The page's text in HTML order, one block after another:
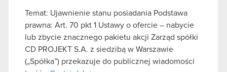
Temat: Ujawnienie stanu posiadania Podstawa
prawna: Art. 70 pkt 1 Ustawy o ofercie – nabycie
lub zbycie znacznego pakietu akcji Zarząd spółki
CD PROJEKT S.A. z siedzibą w Warszawie
(„Spółka”) przekazuje do publicznej wiadomości